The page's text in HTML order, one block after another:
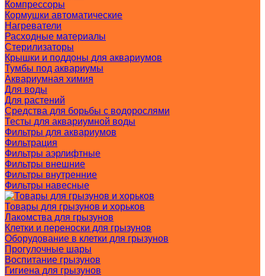
Компрессоры
Кормушки автоматические
Нагреватели
Расходные материалы
Стерилизаторы
Крышки и поддоны для аквариумов
Тумбы под аквариумы
Аквариумная химия
Для воды
Для растений
Средства для борьбы с водорослями
Тесты для аквариумной воды
Фильтры для аквариумов
Фильтрация
Фильтры аэрлифтные
Фильтры внешние
Фильтры внутренние
Фильтры навесные
Товары для грызунов и хорьков
Лакомства для грызунов
Клетки и переноски для грызунов
Оборудование в клетки для грызунов
Прогулочные шары
Воспитание грызунов
Гигиена для грызунов